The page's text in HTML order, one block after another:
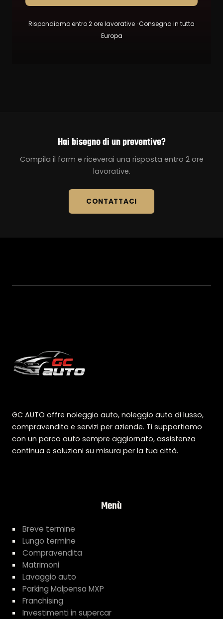
Rispondiamo entro 2 ore lavorative · Consegna in tutta
Europa
Hai bisogno di un preventivo?
Compila il form e riceverai una risposta entro 2 ore
lavorative.
CONTATTACI
GC AUTO offre noleggio auto, noleggio auto di lusso,
compravendita e servizi per aziende. Ti supportiamo
con un parco auto sempre aggiornato, assistenza
continua e soluzioni su misura per la tua città.
Menù
Breve termine
Lungo termine
Compravendita
Matrimoni
Lavaggio auto
Parking Malpensa MXP
Franchising
Investimenti in supercar